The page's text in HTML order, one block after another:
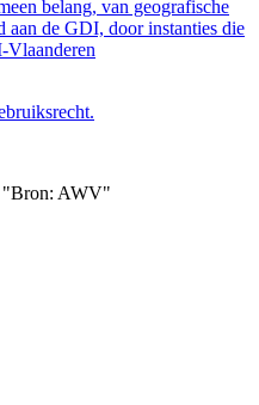
belang, van geografische
aan de GDI, door instanties die
Vlaanderen
"Bron: AWV"